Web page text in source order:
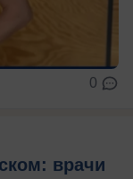
0
врачи